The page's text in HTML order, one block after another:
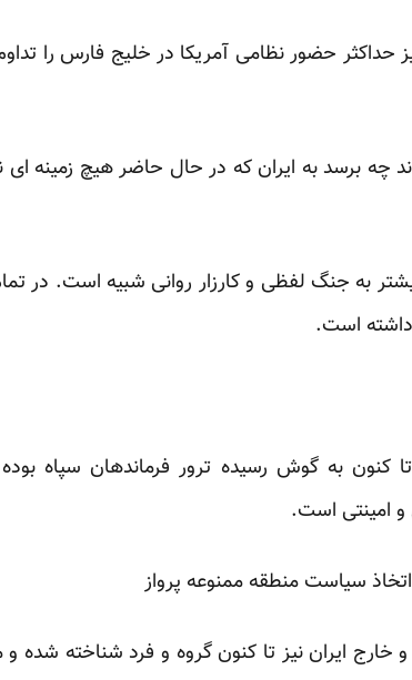
حداکثر حضور نظامی آمریکا در خلیج فارس را
برسد به ایران که در حال حاضر هیچ زمینه ای
به جنگ لفظی و کارزار روانی شبیه است. در
داشته است.
کنون به گوش رسیده ترور فرماندهان سپاه
و امینتی است.
سیاست منطقه ممنوعه پرواز
ایران نیز تا کنون گروه و فرد شناخته شده